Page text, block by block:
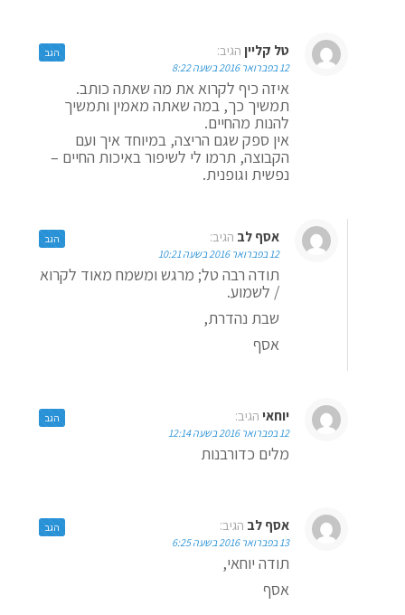
טל קליין הגיב:
12 בפברואר 2016 בשעה 8:22
איזה כיף לקרוא את מה שאתה כותב.
תמשיך כך, במה שאתה מאמין ותמשיך
להנות מהחיים.
אין ספק שגם הריצה, במיוחד איך ועם
הקבוצה, תרמו לי לשיפור באיכות החיים –
נפשית וגופנית.
הגב
אסף לב הגיב:
12 בפברואר 2016 בשעה 10:21
תודה רבה טל; מרגש ומשמח מאוד לקרוא
/ לשמוע.
שבת נהדרת,
אסף
הגב
יוחאי הגיב:
12 בפברואר 2016 בשעה 12:14
מלים כדורבנות
הגב
אסף לב הגיב:
13 בפברואר 2016 בשעה 6:25
תודה יוחאי,
אסף
הגב